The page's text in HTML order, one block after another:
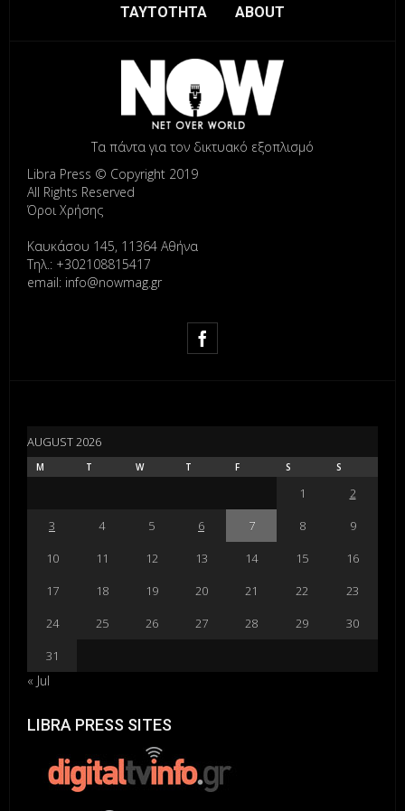
ΤΑΥΤΟΤΗΤΑ ABOUT
Τα πάντα για τον δικτυακό εξοπλισμό
Libra Press © Copyright 2019
All Rights Reserved
Όροι Χρήσης
Καυκάσου 145, 11364 Αθήνα
Τηλ.: +302108815417
email: info@nowmag.gr
AUGUST 2026
M T W T F S S
1
2
3
4 5 6 7 8
9
10
11 12 13 14 15
16
17
18 19 20 21 22
23
24
25 26 27 28 29
30
31
« Jul
LIBRA PRESS SITES